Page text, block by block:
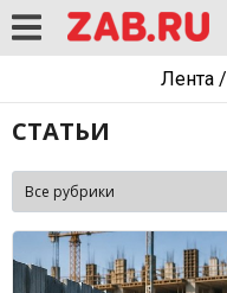
Лента/
СТАТЬИ